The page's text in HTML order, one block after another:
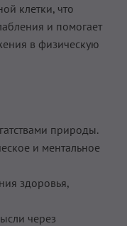
клетки, что
и помогает
в физическую
природы.
и ментальное
здоровья,
через